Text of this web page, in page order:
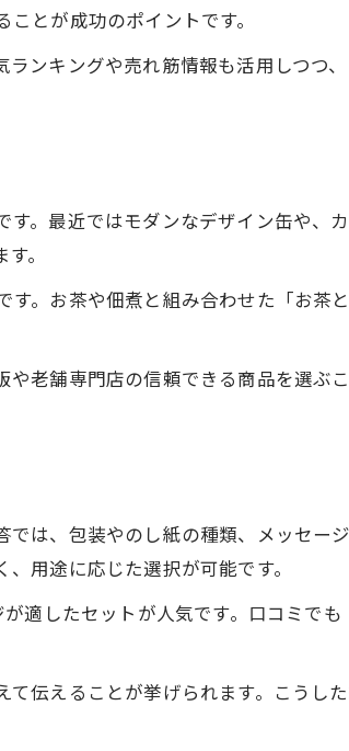
とが成功のポイントです。
ンキングや売れ筋情報も活用しつつ
。最近ではモダンなデザイン缶や、
。
。お茶や佃煮と組み合わせた「お茶
老舗専門店の信頼できる商品を選ぶ
は、包装やのし紙の種類、メッセー
用途に応じた選択が可能です。
適したセットが人気です。口コミでも
伝えることが挙げられます。こうし